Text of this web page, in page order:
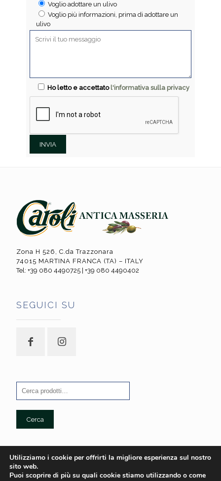
Voglio adottare un ulivo
Voglio più informazioni, prima di adottare un
ulivo
Ho letto e accettatol'informativa sulla privacy
Zona H 526, C.da Trazzonara
74015 MARTINA FRANCA (TA) – ITALY
Tel: +39 080 4490725 | +39 080 4490402
SEGUICI SU
Cerca
Utilizziamo i cookie per offrirti la migliore esperienza sul nostro
sito web.
Puoi scoprire di più su quali cookie stiamo utilizzando o come